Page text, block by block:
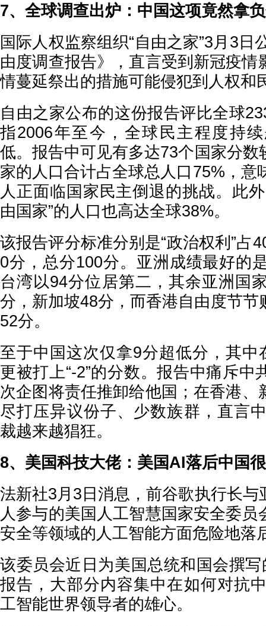
7、全球调查出炉：中国这项竟然拿
国际人权监察组织“自由之家”3月3日
由度调查报告》，直言受到新冠疫情
情蔓延祭出的措施可能侵犯到人权和
自由之家公布的这份报告评比全球
指2006年至今，全球民主程度持
低。报告中可见有多达73个国家分数
家的人口合计占全球总人口75%，意
人正面临国家民主倒退的挑战。此
由国家”的人口也高达全球38%。
该报告评分标准分别是“政治权利”占
0分，总分100分。亚洲成绩最好的
台湾以94分位居第二，其余亚洲国
分，新加坡48分，而香港自由度节节
52分。
至于中国这次仅拿9分超低分，其中
更被打上“-2”的分数。报告中痛斥中
次企图将责任推卸给他国；在香港、
尽打压异议份子、少数族群，直言
裁越来越猖狂。
8、美国科技大佬：美国AI落后中国
法新社3月3日消息，前谷歌执行长与
人参与的美国人工智慧国家安全委员
安全等领域的人工智能方面危险地落
该委员会近日为美国总统和国会撰
报告，大部分内容集中在如何对抗
工智能世界领导者的雄心。